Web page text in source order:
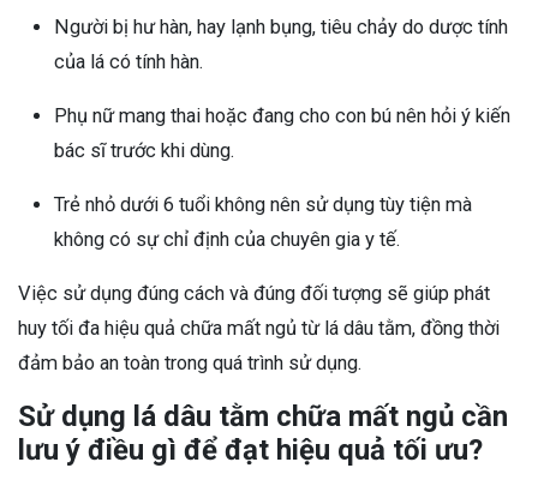
Người bị hư hàn, hay lạnh bụng, tiêu chảy do dược tính
của lá có tính hàn.
Phụ nữ mang thai hoặc đang cho con bú nên hỏi ý kiến
bác sĩ trước khi dùng.
Trẻ nhỏ dưới 6 tuổi không nên sử dụng tùy tiện mà
không có sự chỉ định của chuyên gia y tế.
Việc sử dụng đúng cách và đúng đối tượng sẽ giúp phát
huy tối đa hiệu quả chữa mất ngủ từ lá dâu tằm, đồng thời
đảm bảo an toàn trong quá trình sử dụng.
Sử dụng lá dâu tằm chữa mất ngủ cần
lưu ý điều gì để đạt hiệu quả tối ưu?